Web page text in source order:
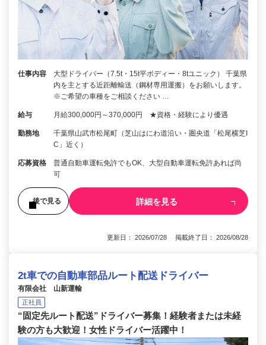
仕事内容
大型ドライバー（7.5t・15t平ボディー・8tユニック） 千葉県
内を主とする近距離輸送（鋼材専用運搬）をお願いします。
※ご希望の車種をご相談ください …
給与 月給300,000円～370,000円 ★資格・経験により優遇
勤務地
千葉県山武市松尾町（芝山はにわ道沿い・圏央道「松尾横芝I
C」近く）
応募資格
普通自動車運転免許でもOK、大型自動車運転免許あれば尚
可
後で見る 詳細を見る
更新日： 2026/07/28 掲載終了日： 2026/08/28
2t車での自動車部品ルート配送ドライバー
有限会社 山新運輸
正社員
“固定先ルート配送”ドライバー募集！経験者または未経
験の方も大歓迎！女性ドライバー活躍中！